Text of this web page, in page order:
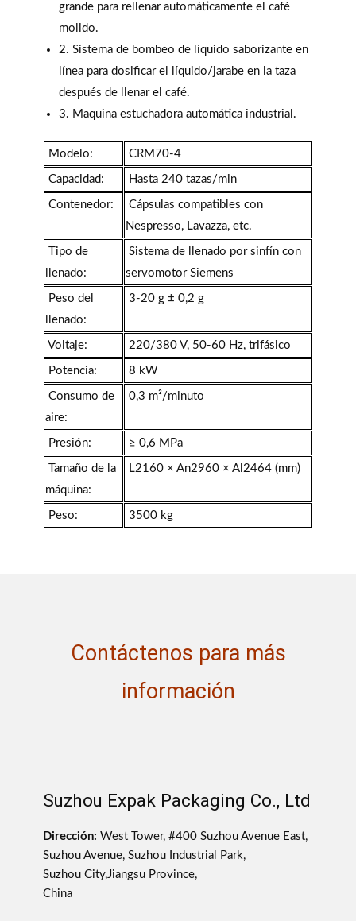
grande para rellenar automáticamente el café
molido.
2. Sistema de bombeo de líquido saborizante en
línea para dosificar el líquido/jarabe en la taza
después de llenar el café.
3. Maquina estuchadora automática industrial.
Modelo: CRM70-4
Capacidad: Hasta 240 tazas/min
Contenedor:
Cápsulas compatibles con
Nespresso, Lavazza, etc.
Tipo de
llenado:
Sistema de llenado por sinfín con
servomotor Siemens
Peso del
llenado:
3-20 g ± 0,2 g
Voltaje: 220/380 V, 50-60 Hz, trifásico
Potencia: 8 kW
Consumo de
aire:
0,3 m³/minuto
Presión: ≥ 0,6 MPa
Tamaño de la
máquina:
L2160 × An2960 × Al2464 (mm)
Peso: 3500 kg
Contáctenos para más
información
Suzhou Expak Packaging Co., Ltd
Dirección: West Tower, #400 Suzhou Avenue East,
Suzhou Avenue, Suzhou Industrial Park,
Suzhou City,Jiangsu Province,
China